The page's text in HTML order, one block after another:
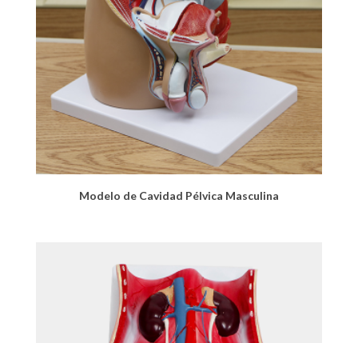
Modelo de Cavidad Pélvica Masculina